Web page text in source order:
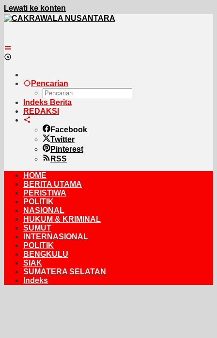
Lewati ke konten
Pencarian
Indeks Berita
REDAKSI
Facebook
Twitter
Pinterest
RSS
HOME
BERITA UTAMA
PERISTIWA
POLITIK
NASIONAL
HUKUM & KRIMINAL
SUMUT
INTERNASIONAL
POLITIK
BENGKULU
SIAK
SUMATERA SELATAN
Indeks